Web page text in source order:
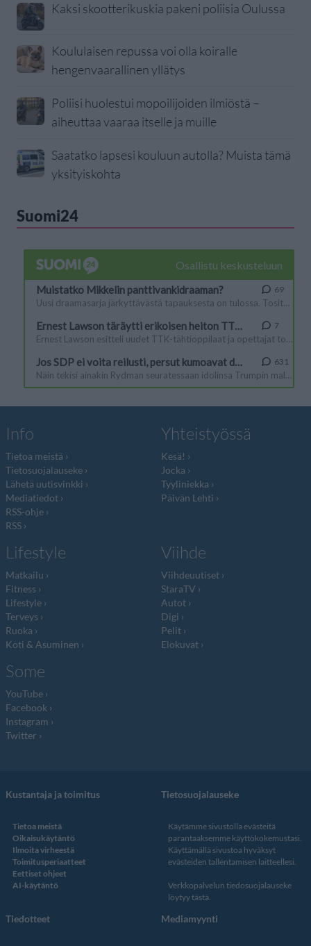
Kaksi skootterikuskia pakeni poliisia Oulussa
Koululaisen repussa voi olla koiralle
hengenvaarallinen yllätys
Poliisi huolestui mopoilijoiden ilmiöstä –
aiheuttaa vaaraa itselle ja muille
Saatatko lapsesi kouluun autolla? Muista tämä
yksityiskohta
Suomi24
Info
Tietoa meistä
Tietosuojalauseke
Lähetä uutisvinkki
Mediatiedot
RSS-ohje
RSS
Yhteistyössä
Kesä!
Jocka
Tyyliniekka
Päivän Lehti
Lifestyle
Matkailu
Fitness
Lifestyle
Terveys
Ruoka
Koti & Asuminen
Viihde
Viihdeuutiset
StaraTV
Autot
Digi
Pelit
Elokuvat
Some
YouTube
Facebook
Instagram
Twitter
Kustantaja ja toimitus
Tietoa meistä
Oikaisukäytäntö
Ilmoita virheestä
Toimitusperiaatteet
Eettiset ohjeet
AI-käytäntö
Tietosuojalauseke
Käytämme sivustolla evästeitä
parantaaksemme käyttökokemustasi.
Käyttämällä sivustoa hyväksyt
evästeiden tallentamisen laitteellesi.
Verkkopalvelun tiedosuojalauseke
löytyy tästä.
Tiedotteet Mediamyynti